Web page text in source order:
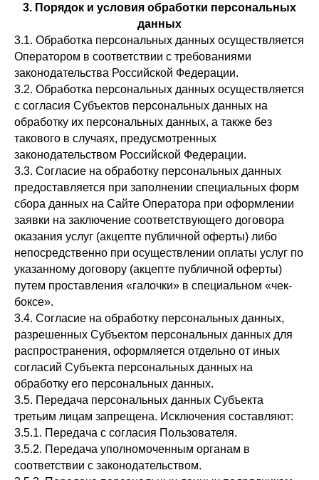
3. Порядок и условия обработки персональных
данных
3.1. Обработка персональных данных осуществляется
Оператором в соответствии с требованиями
законодательства Российской Федерации.
3.2. Обработка персональных данных осуществляется
с согласия Субъектов персональных данных на
обработку их персональных данных, а также без
такового в случаях, предусмотренных
законодательством Российской Федерации.
3.3. Согласие на обработку персональных данных
предоставляется при заполнении специальных форм
сбора данных на Сайте Оператора при оформлении
заявки на заключение соответствующего договора
оказания услуг (акцепте публичной оферты) либо
непосредственно при осуществлении оплаты услуг по
указанному договору (акцепте публичной оферты)
путем проставления «галочки» в специальном «чек-
боксе».
3.4. Согласие на обработку персональных данных,
разрешенных Субъектом персональных данных для
распространения, оформляется отдельно от иных
согласий Субъекта персональных данных на
обработку его персональных данных.
3.5. Передача персональных данных Субъекта
третьим лицам запрещена. Исключения составляют:
3.5.1. Передача с согласия Пользователя.
3.5.2. Передача уполномоченным органам в
соответствии с законодательством.